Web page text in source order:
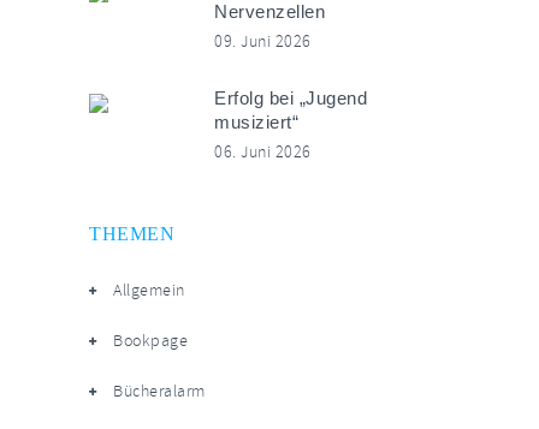
Nervenzellen
09. Juni 2026
Erfolg bei „Jugend
musiziert“
06. Juni 2026
THEMEN
Allgemein
Bookpage
Bücheralarm